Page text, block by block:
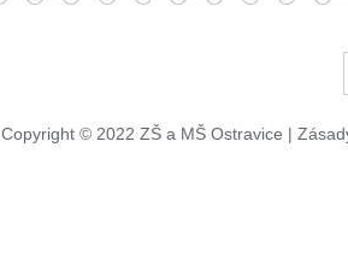
Copyright © 2022 ZŠ a MŠ Ostravice |